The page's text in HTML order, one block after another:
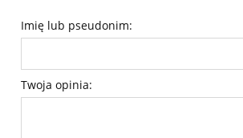
Imię lub pseudonim:
Twoja opinia: